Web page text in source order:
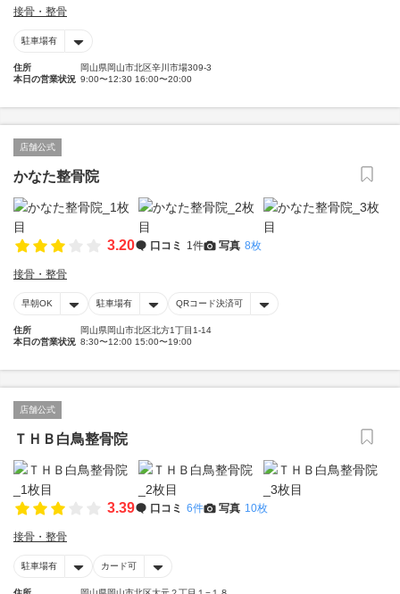
接骨・整骨
駐車場有
住所
岡山県岡山市北区辛川市場309-3
本日の営業状況 9:00〜12:30 16:00〜20:00
店舗公式
かなた整骨院
3.20 口コミ 1件 写真 8枚
接骨・整骨
早朝OK 駐車場有 QRコード決済可
住所
岡山県岡山市北区北方1丁目1-14
本日の営業状況 8:30〜12:00 15:00〜19:00
店舗公式
ＴＨＢ白鳥整骨院
3.39 口コミ 6件 写真 10枚
接骨・整骨
駐車場有 カード可